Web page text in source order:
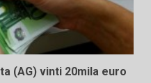
(AG) vinti 20mila euro